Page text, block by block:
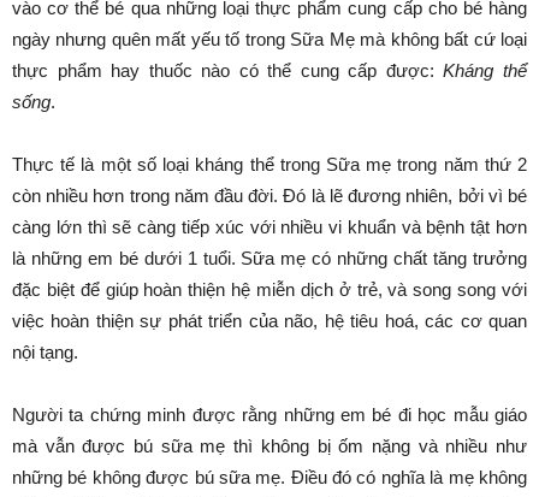
vào cơ thể bé qua những loại thực phẩm cung cấp cho bé hàng
ngày nhưng quên mất yếu tố trong Sữa Mẹ mà không bất cứ loại
thực phẩm hay thuốc nào có thể cung cấp được:Kháng thể
sống.
Thực tế là một số loại kháng thể trong Sữa mẹ trong năm thứ 2
còn nhiều hơn trong năm đầu đời. Đó là lẽ đương nhiên, bởi vì bé
càng lớn thì sẽ càng tiếp xúc với nhiều vi khuẩn và bệnh tật hơn
là những em bé dưới 1 tuổi. Sữa mẹ có những chất tăng trưởng
đặc biệt để giúp hoàn thiện hệ miễn dịch ở trẻ, và song song với
việc hoàn thiện sự phát triển của não, hệ tiêu hoá, các cơ quan
nội tạng.
Người ta chứng minh được rằng những em bé đi học mẫu giáo
mà vẫn được bú sữa mẹ thì không bị ốm nặng và nhiều như
những bé không được bú sữa mẹ. Điều đó có nghĩa là mẹ không